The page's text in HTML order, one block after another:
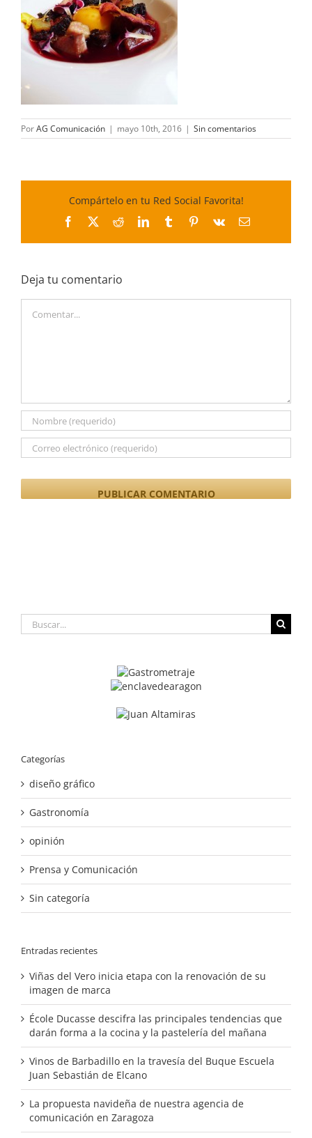
PorAG Comunicación | mayo 10th, 2016 | Sin comentarios
Compártelo en tu Red Social Favorita!
Facebook
X RedditLinkedInTumblrPinterest
Vk
Correo
Deja tu comentario
Buscar:
Categorías
diseño gráfico
Gastronomía
opinión
Prensa y Comunicación
Sin categoría
Entradas recientes
Viñas del Vero inicia etapa con la renovación de su
imagen de marca
École Ducasse descifra las principales tendencias que
darán forma a la cocina y la pastelería del mañana
Vinos de Barbadillo en la travesía del Buque Escuela
Juan Sebastián de Elcano
La propuesta navideña de nuestra agencia de
comunicación en Zaragoza